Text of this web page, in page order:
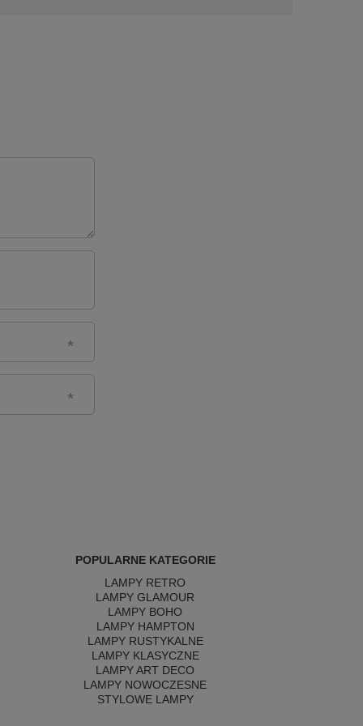
POPULARNE KATEGORIE
LAMPY RETRO
LAMPY GLAMOUR
LAMPY BOHO
LAMPY HAMPTON
LAMPY RUSTYKALNE
LAMPY KLASYCZNE
LAMPY ART DECO
LAMPY NOWOCZESNE
STYLOWE LAMPY